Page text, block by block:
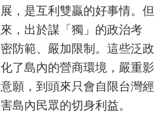
，是互利雙贏的好事情。但
，出於謀「獨」的政治考
防範、嚴加限制。這些泛政
了島內的營商環境，嚴重影
願，到頭來只會自限台灣經
島內民眾的切身利益。